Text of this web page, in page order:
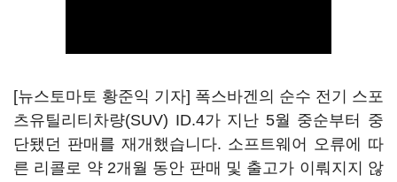
[뉴스토마토 황준익 기자] 폭스바겐의 순수 전기 스포
츠유틸리티차량(SUV) ID.4가 지난 5월 중순부터 중
단됐던 판매를 재개했습니다. 소프트웨어 오류에 따
른 리콜로 약 2개월 동안 판매 및 출고가 이뤄지지 않